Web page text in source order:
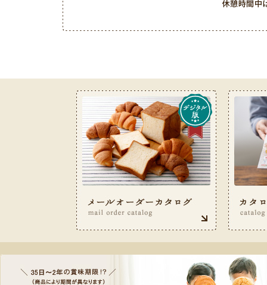
お客様サービス室フリーダイヤル 0120-487-050（